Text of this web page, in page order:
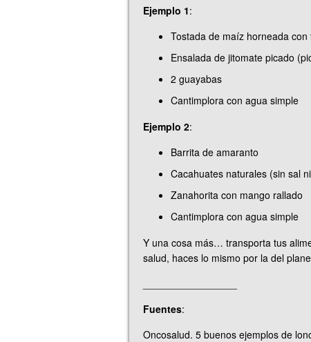
Ejemplo 1:
Tostada de maíz horneada con
Ensalada de jitomate picado
2 guayabas
Cantimplora con agua simple
Ejemplo 2:
Barrita de amaranto
Cacahuates naturales (sin sal
Zanahorita con mango rallado
Cantimplora con agua simple
Y una cosa más… transporta tus
salud, haces lo mismo por la del
Fuentes:
Oncosalud. 5 buenos ejemplos de